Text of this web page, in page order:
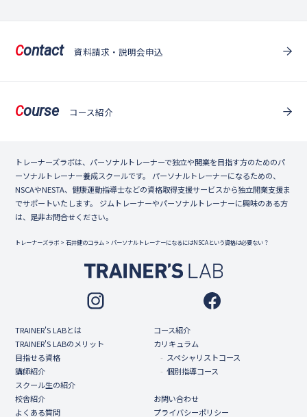
Contact 資料請求・説明会申込
Course コース紹介
トレーナーズラボは、パーソナルトレーナーで独立や開業を目指す方のためのパ
ーソナルトレーナー養成スクールです。 パーソナルトレーナーになるための、
NSCAやNESTA、健康運動指導士などの資格取得支援サービスから独立開業支援ま
でサポートいたします。 ジムトレーナーやパーソナルトレーナーに興味のある方
は、是非お問合せください。
トレーナーズラボ >石井健のコラム > パーソナルトレーナーになるにはNSCAという資格は必要ない？
TRAINER'S LABとは
TRAINER'S LABのメリット
目指せる資格
講師紹介
スクール生の紹介
コース紹介
カリキュラム
スペシャリストコース
個別指導コース
校舎紹介
よくある質問
お問い合わせ
プライバシーポリシー